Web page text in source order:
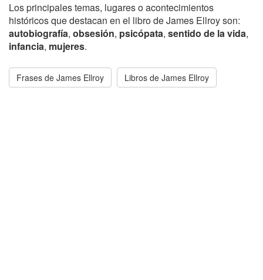
Los principales temas, lugares o acontecimientos
históricos que destacan en el libro de James Ellroy son:
autobiografía, obsesión, psicópata, sentido de la vida,
infancia, mujeres.
Frases de James Ellroy Libros de James Ellroy